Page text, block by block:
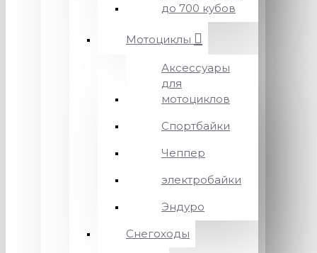
до 700 кубов
Мотоциклы
Аксессуары
для
мотоциклов
Спортбайки
Чеппер
электробайки
Эндуро
Снегоходы